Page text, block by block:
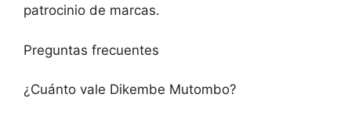
patrocinio de marcas.
Preguntas frecuentes
¿Cuánto vale Dikembe Mutombo?